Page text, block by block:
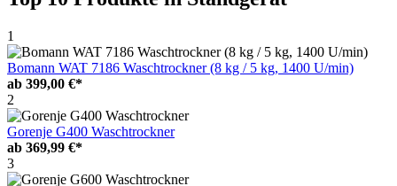
1
Bomann WAT 7186 Waschtrockner (8 kg / 5 kg, 1400 U/min)
ab 399,00 €*
2
Gorenje G400 Waschtrockner
ab 369,99 €*
3